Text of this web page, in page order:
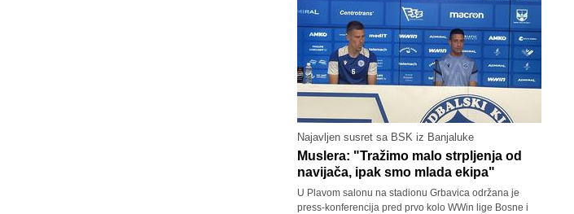
Najavljen susret sa BSK iz Banjaluke
Muslera: "Tražimo malo strpljenja od
navijača, ipak smo mlada ekipa"
U Plavom salonu na stadionu Grbavica održana je
press-konferencija pred prvo kolo WWin lige Bosne i